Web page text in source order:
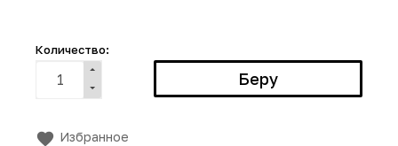
Количество:
Избранное